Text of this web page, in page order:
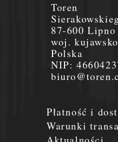
Płatność i
Warunki
Toren
87-600 Lipno
woj.
Polska
NIP: